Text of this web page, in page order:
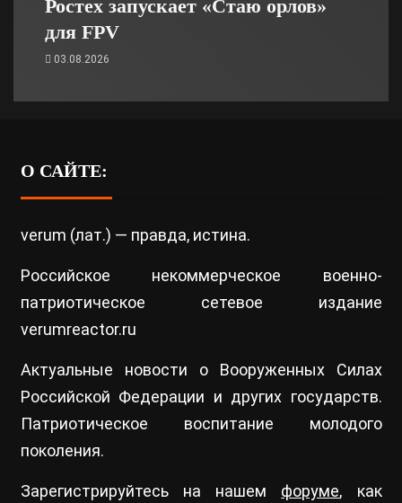
Ростех запускает «Стаю орлов»
для FPV
03.08.2026
О САЙТЕ:
verum (лат.) — правда, истина.
Российское некоммерческое военно-
патриотическое сетевое издание
verumreactor.ru
Актуальные новости о Вооруженных Силах
Российской Федерации и других государств.
Патриотическое воспитание молодого
поколения.
Зарегистрируйтесь на нашем форуме, как